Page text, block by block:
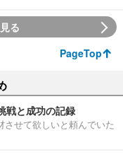
る
PageTop
戦と成功の記録
せて欲しいと頼んでいた